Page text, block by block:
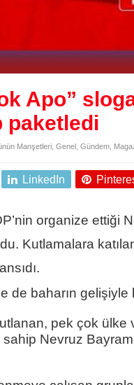
Apo”
paketledi
Manşetleri, Genel, Gündem,
LinkedIn
organize ettiği
Kutlamalara
de baharın gelişiyle
pek çok ülke
Nevruz